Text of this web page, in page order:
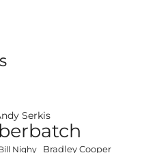
Serkis
Nighy Bradley Cooper